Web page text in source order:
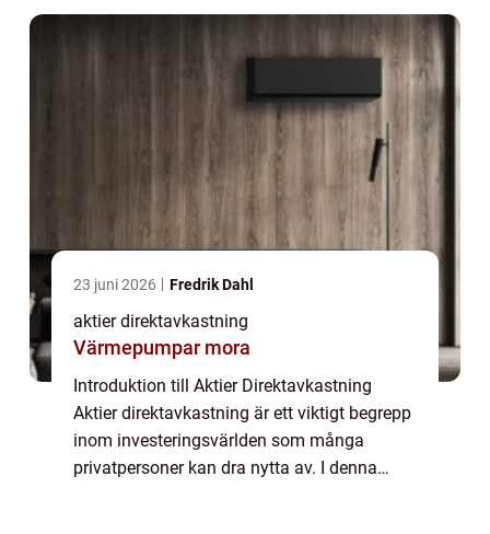
23 juni 2026 Fredrik Dahl
aktier direktavkastning
Värmepumpar mora
Introduktion till Aktier Direktavkastning
Aktier direktavkastning är ett viktigt begrepp
inom investeringsvärlden som många
privatpersoner kan dra nytta av. I denna